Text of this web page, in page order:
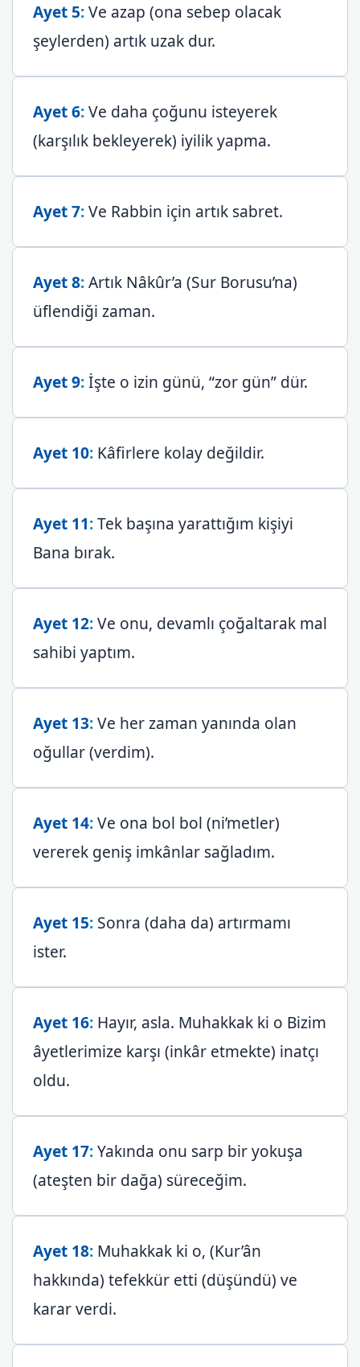
Ayet 5:Ve azap (ona sebep olacak
şeylerden) artık uzak dur.
Ayet 6:Ve daha çoğunu isteyerek
(karşılık bekleyerek) iyilik yapma.
Ayet 7:Ve Rabbin için artık sabret.
Ayet 8:Artık Nâkûr’a (Sur Borusu’na)
üflendiği zaman.
Ayet 9:İşte o izin günü, “zor gün” dür.
Ayet 10: Kâfirlere kolay değildir.
Ayet 11:Tek başına yarattığım kişiyi
Bana bırak.
Ayet 12:Ve onu, devamlı çoğaltarak mal
sahibi yaptım.
Ayet 13:Ve her zaman yanında olan
oğullar (verdim).
Ayet 14:Ve ona bol bol (ni’metler)
vererek geniş imkânlar sağladım.
Ayet 15: Sonra (daha da) artırmamı
ister.
Ayet 16: Hayır, asla. Muhakkak ki o Bizim
âyetlerimize karşı (inkâr etmekte) inatçı
oldu.
Ayet 17:Yakında onu sarp bir yokuşa
(ateşten bir dağa) süreceğim.
Ayet 18: Muhakkak ki o, (Kur’ân
hakkında) tefekkür etti (düşündü) ve
karar verdi.